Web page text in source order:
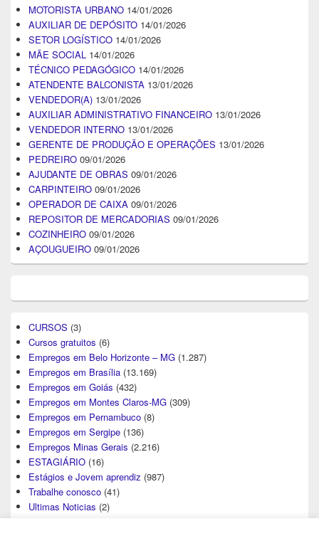
MOTORISTA URBANO 14/01/2026
AUXILIAR DE DEPÓSITO 14/01/2026
SETOR LOGÍSTICO 14/01/2026
MÃE SOCIAL 14/01/2026
TÉCNICO PEDAGÓGICO 14/01/2026
ATENDENTE BALCONISTA 13/01/2026
VENDEDOR(A) 13/01/2026
AUXILIAR ADMINISTRATIVO FINANCEIRO 13/01/2026
VENDEDOR INTERNO 13/01/2026
GERENTE DE PRODUÇÃO E OPERAÇÕES 13/01/2026
PEDREIRO 09/01/2026
AJUDANTE DE OBRAS 09/01/2026
CARPINTEIRO 09/01/2026
OPERADOR DE CAIXA 09/01/2026
REPOSITOR DE MERCADORIAS 09/01/2026
COZINHEIRO 09/01/2026
AÇOUGUEIRO 09/01/2026
CURSOS (3)
Cursos gratuitos (6)
Empregos em Belo Horizonte – MG (1.287)
Empregos em Brasília (13.169)
Empregos em Goiás (432)
Empregos em Montes Claros-MG (309)
Empregos em Pernambuco (8)
Empregos em Sergipe (136)
Empregos Minas Gerais (2.216)
ESTAGIÁRIO (16)
Estágios e Jovem aprendiz (987)
Trabalhe conosco (41)
Ultimas Noticias (2)